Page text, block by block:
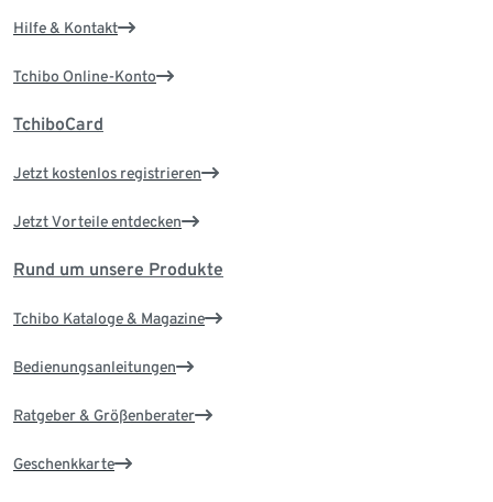
Hilfe & Kontakt
Tchibo Online-Konto
TchiboCard
Jetzt kostenlos registrieren
Jetzt Vorteile entdecken
Rund um unsere Produkte
Tchibo Kataloge & Magazine
Bedienungsanleitungen
Ratgeber & Größenberater
Geschenkkarte